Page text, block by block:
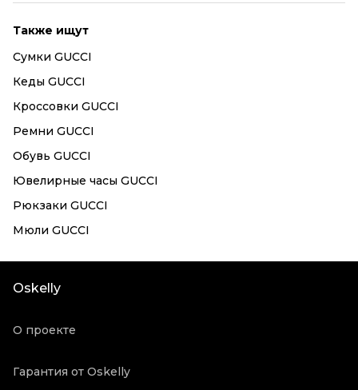
Также ищут
Сумки GUCCI
Кеды GUCCI
Кроссовки GUCCI
Ремни GUCCI
Обувь GUCCI
Ювелирные часы GUCCI
Рюкзаки GUCCI
Мюли GUCCI
Oskelly
О проекте
Гарантия от Oskelly